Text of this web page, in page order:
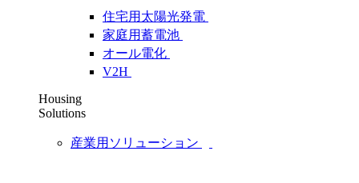
住宅用太陽光発電
家庭用蓄電池
オール電化
V2H
Housing
Solutions
産業用ソリューション